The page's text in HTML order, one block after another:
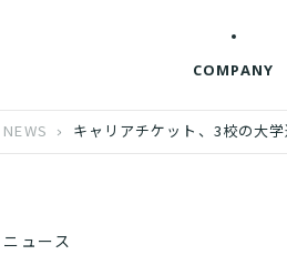
COMPANY
NEWS キャリアチケット、3校の大
ニュース